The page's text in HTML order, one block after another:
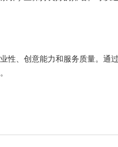
性、创意能力和服务质量。通